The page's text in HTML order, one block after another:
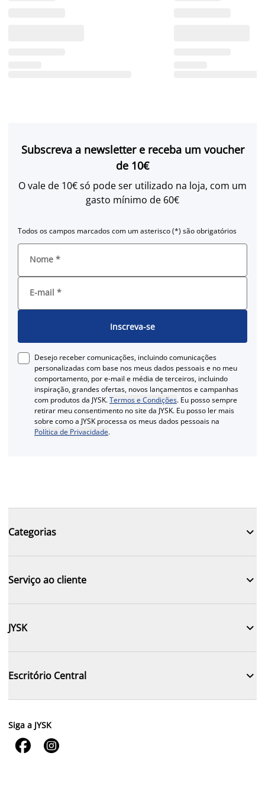
Subscreva a newsletter e receba um voucher
de 10€
O vale de 10€ só pode ser utilizado na loja, com um
gasto mínimo de 60€
Todos os campos marcados com um asterisco (*) são obrigatórios
Nome *
E-mail *
Inscreva-se
Desejo receber comunicações, incluindo comunicações
personalizadas com base nos meus dados pessoais e no meu
comportamento, por e-mail e média de terceiros, incluindo
inspiração, grandes ofertas, novos lançamentos e campanhas
com produtos da JYSK.Termos e Condições. Eu posso sempre
retirar meu consentimento no site da JYSK. Eu posso ler mais
sobre como a JYSK processa os meus dados pessoais na
Política de Privacidade.
Categorias 
Serviço ao cliente 
JYSK 
Escritório Central 
Siga a JYSK
 